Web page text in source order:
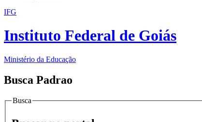
IFG
Instituto Federal de Goiás
Ministério da Educação
Busca Padrao
Busca